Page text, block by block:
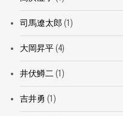
司馬遼太郎 (1)
大岡昇平(4)
井伏鱒二 (1)
吉井勇 (1)